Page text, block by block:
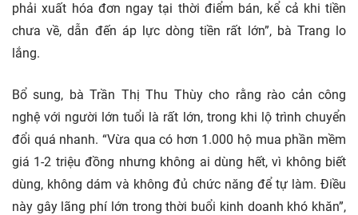
phải xuất hóa đơn ngay tại thời điểm bán, kể cả khi tiền
chưa về, dẫn đến áp lực dòng tiền rất lớn”, bà Trang lo
lắng.
Bổ sung, bà Trần Thị Thu Thùy cho rằng rào cản công
nghệ với người lớn tuổi là rất lớn, trong khi lộ trình chuyển
đổi quá nhanh. “Vừa qua có hơn 1.000 hộ mua phần mềm
giá 1-2 triệu đồng nhưng không ai dùng hết, vì không biết
dùng, không dám và không đủ chức năng để tự làm. Điều
này gây lãng phí lớn trong thời buổi kinh doanh khó khăn”,